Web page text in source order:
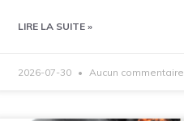
LIRE LA SUITE »
2026-07-30 Aucun commentaire